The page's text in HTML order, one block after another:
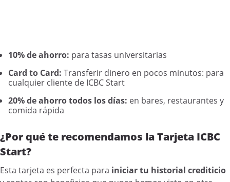
10% de ahorro: para tasas universitarias
Card to Card: Transferir dinero en pocos minutos: para
cualquier cliente de ICBC Start
20% de ahorro todos los días: en bares, restaurantes y
comida rápida
¿Por qué te recomendamos la Tarjeta ICBC
Start?
Esta tarjeta es perfecta para iniciar tu historial crediticio